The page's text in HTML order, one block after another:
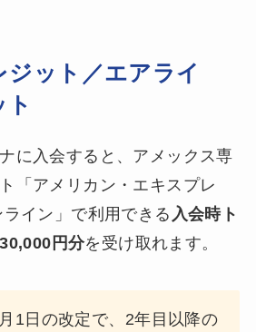
ジット／エアライ
に入会すると、アメックス専
「アメリカン・エキスプレ
イン」で利用できる 入会時ト
円分を受け取れます。
1日の改定で、2年目以降の